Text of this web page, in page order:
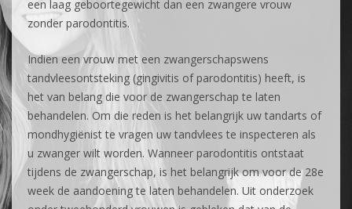
een laag geboortegewicht dan een zwangere vrouw
zonder parodontitis.
Indien een vrouw met een zwangerschapswens
tandvleesontsteking (gingivitis of parodontitis) heeft, is
het van belang die voor de zwangerschap te laten
behandelen. Om die reden is het belangrijk uw tandarts of
mondhygiënist te vragen uw tandvlees te inspecteren als
u zwanger wilt worden. Wanneer parodontitis ontstaat
tijdens de zwangerschap, is het belangrijk om voor de 28e
week de aandoening te laten behandelen. Uit onderzoek